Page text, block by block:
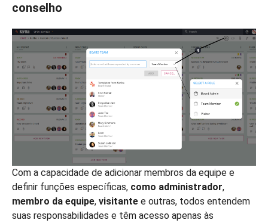
conselho
Com a capacidade de adicionar membros da equipe e
definir funções específicas, como administrador,
membro da equipe, visitante e outras, todos entendem
suas responsabilidades e têm acesso apenas às